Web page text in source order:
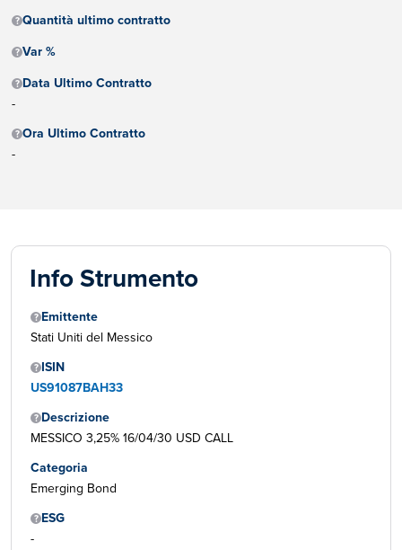
Quantità ultimo contratto
Var %
Data Ultimo Contratto
-
Ora Ultimo Contratto
-
Info Strumento
Emittente
Stati Uniti del Messico
ISIN
US91087BAH33
Descrizione
MESSICO 3,25% 16/04/30 USD CALL
Categoria
Emerging Bond
ESG
-